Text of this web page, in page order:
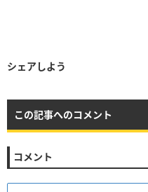
シェアしよう
この記事へのコメント
コメント